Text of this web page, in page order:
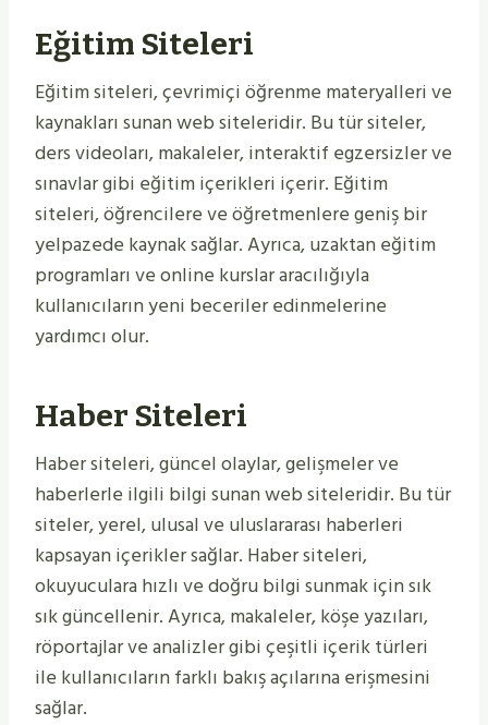
Eğitim Siteleri
Eğitim siteleri, çevrimiçi öğrenme materyalleri ve
kaynakları sunan web siteleridir. Bu tür siteler,
ders videoları, makaleler, interaktif egzersizler ve
sınavlar gibi eğitim içerikleri içerir. Eğitim
siteleri, öğrencilere ve öğretmenlere geniş bir
yelpazede kaynak sağlar. Ayrıca, uzaktan eğitim
programları ve online kurslar aracılığıyla
kullanıcıların yeni beceriler edinmelerine
yardımcı olur.
Haber Siteleri
Haber siteleri, güncel olaylar, gelişmeler ve
haberlerle ilgili bilgi sunan web siteleridir. Bu tür
siteler, yerel, ulusal ve uluslararası haberleri
kapsayan içerikler sağlar. Haber siteleri,
okuyuculara hızlı ve doğru bilgi sunmak için sık
sık güncellenir. Ayrıca, makaleler, köşe yazıları,
röportajlar ve analizler gibi çeşitli içerik türleri
ile kullanıcıların farklı bakış açılarına erişmesini
sağlar.